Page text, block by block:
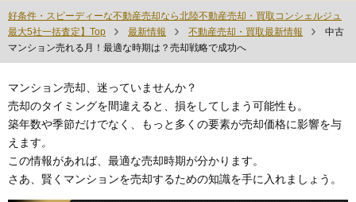
好条件・スピーディーな不動産売却なら北陸不動産売却・買取コンシェルジュ
最大5社一括査定】Top
最新情報 不動産売却・買取最新情報
中古
マンション売れる月！最適な時期は？売却戦略で成功へ
マンション売却、迷っていませんか？
売却のタイミングを間違えると、損をしてしまう可能性も。
築年数や季節だけでなく、もっと多くの要素が売却価格に影響を与
えます。
この情報があれば、最適な売却時期が分かります。
さあ、賢くマンションを売却するための知識を手に入れましょう。